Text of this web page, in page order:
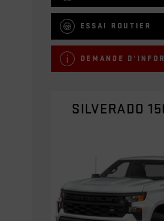
ESSAI ROUTIER
DEMANDE
SILVERADO